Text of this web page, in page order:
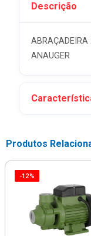
Descrição
ANAUGER
Produtos
-12%